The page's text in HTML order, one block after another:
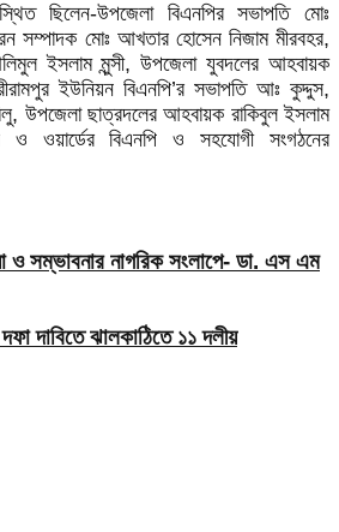
ছিলেন-উপজেলা বিএনপির সভাপতি মোঃ
সম্পাদক মোঃ আখতার হোসেন নিজাম মীরবহর,
ইসলাম মুন্সী, উপজেলা যুবদলের আহবায়ক
ইউনিয়ন বিএনপি’র সভাপতি আঃ কুদ্দুস,
উপজেলা ছাত্রদলের আহবায়ক রাকিবুল ইসলাম
ওয়ার্ডের বিএনপি ও সহযোগী সংগঠনের
ও সম্ভাবনার নাগরিক সংলাপে- ডা. এস এম
দাবিতে ঝালকাঠিতে ১১ দলীয়